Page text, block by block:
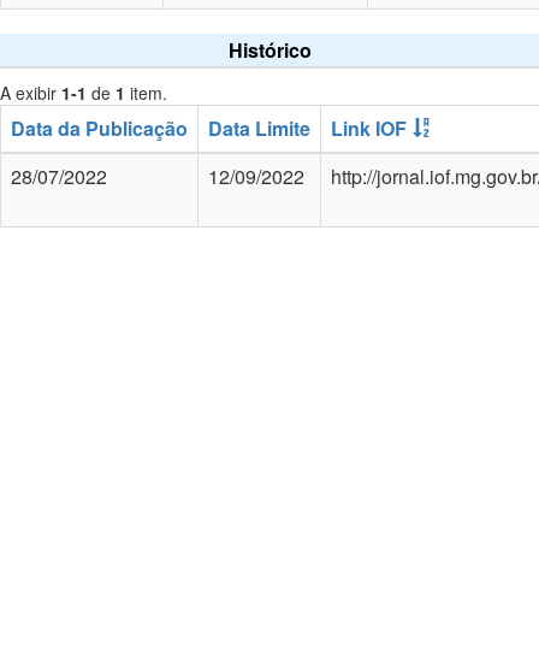
Histórico
A exibir 1-1 de 1 item.
Data da Publicação Data Limite
Link IOF
28/07/2022
12/09/2022 http://